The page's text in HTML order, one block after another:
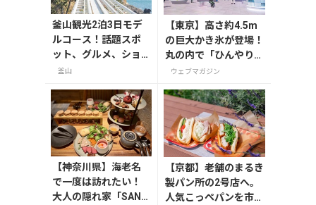
釜山観光2泊3日モデ
ルコース！話題スポ
ット、グルメ、ショ
ッピングを満喫
釜山
【東京】高さ約4.5m
の巨大かき氷が登場！
丸の内で「ひんやりＫ
ＩＴＴＥ」が8月7日
ウェブマガジン
【神奈川県】海老名
で一度は訪れたい！
大人の隠れ家「SAND
【京都】老舗のまるき
製パン所の2号店へ。
人気こっぺパンを市役